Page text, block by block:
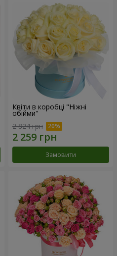
Квіти в коробці "Ніжні
обійми"
2 824 грн
Замовити